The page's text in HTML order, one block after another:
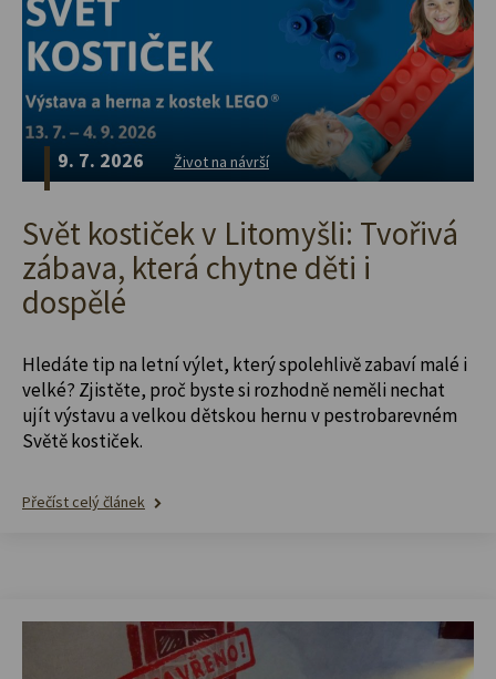
9. 7. 2026 Život na návrší
Svět kostiček v Litomyšli: Tvořivá
zábava, která chytne děti i
dospělé
Hledáte tip na letní výlet, který spolehlivě zabaví malé i
velké? Zjistěte, proč byste si rozhodně neměli nechat
ujít výstavu a velkou dětskou hernu v pestrobarevném
Světě kostiček.
Přečíst celý článek